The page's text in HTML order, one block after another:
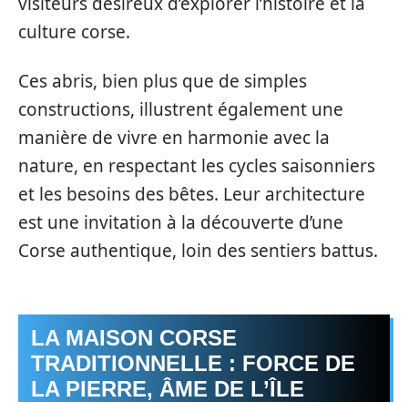
culture corse.
Ces abris, bien plus que de simples
constructions, illustrent également une
manière de vivre en harmonie avec la
nature, en respectant les cycles saisonniers
et les besoins des bêtes. Leur architecture
est une invitation à la découverte d’une
Corse authentique, loin des sentiers battus.
LA MAISON CORSE
TRADITIONNELLE : FORCE DE
LA PIERRE, ÂME DE L’ÎLE